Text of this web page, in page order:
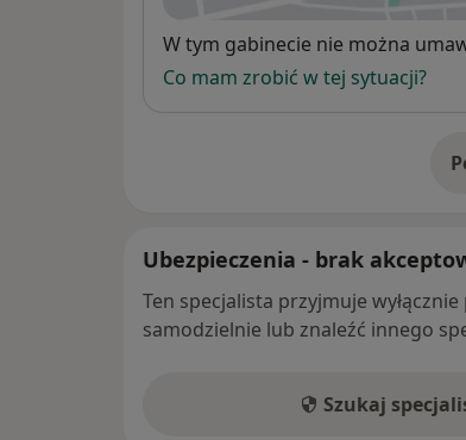
Dostępność
W tym gabinecie nie można
Co mam zrobić w tej sytuacji?
Ubezpieczenia - brak
Ten specjalista przyjmuje
samodzielnie lub znaleźć innego
Szukaj